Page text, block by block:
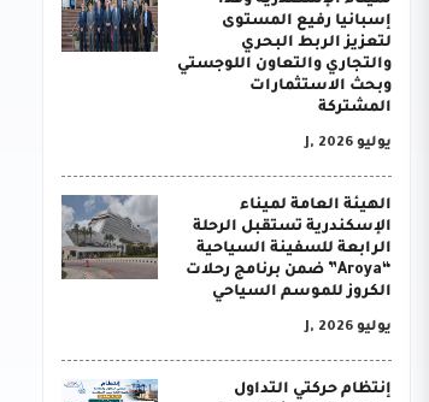
إسبانيا رفيع المستوى
لتعزيز الربط البحري
والتجاري والتعاون اللوجستي
وبحث الاستثمارات
المشتركة
يوليو J, 2026
الهيئة العامة لميناء
الإسكندرية تستقبل الرحلة
الرابعة للسفينة السياحية
“Aroya” ضمن برنامج رحلات
الكروز للموسم السياحي
يوليو J, 2026
إنتظام حركتي التداول